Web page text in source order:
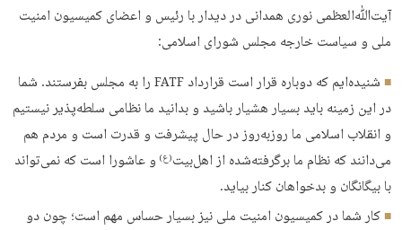
آیت‌ﷲ‌العظمی نوری همدانی در دیدار با رئیس و اعضای کمیسیون امنیت
ملی و سیاست خارجه مجلس شورای اسلامی:
شنیده‌ایم که دوباره قرار است قرارداد FATF را به مجلس بفرستند. شما
در این زمینه باید بسیار هشیار باشید و بدانید ما نظامی سلطه‌پذیر نیستیم
و انقلاب اسلامی ما روزبه‌روز در حال پیشرفت و قدرت است و مردم هم
می‌دانند که نظام ما برگرفته‌شده از اهل‌بیت(ع) و عاشورا است که نمی‌تواند
با بیگانگان و بدخواهان کنار بیاید.
کار شما در کمیسیون امنیت ملی نیز بسیار حساس مهم است؛ چون دو